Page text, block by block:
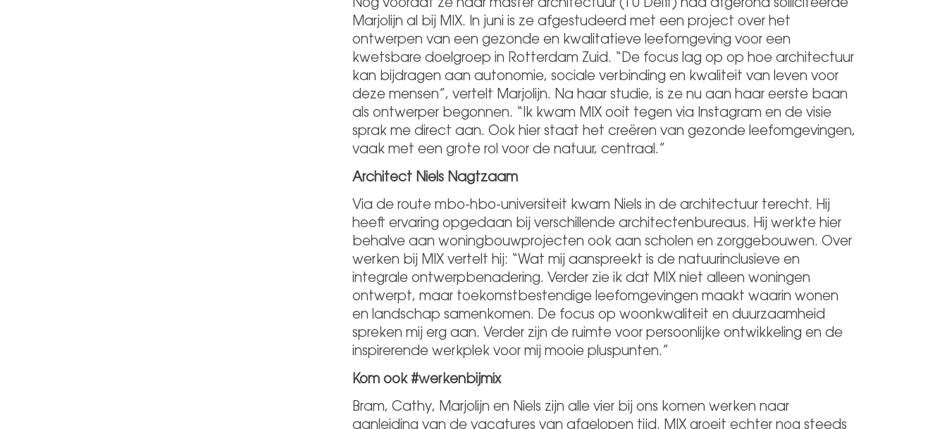
Nog voordat ze haar master architectuur (TU Delft) had afgerond solliciteerde
Marjolijn al bij MIX. In juni is ze afgestudeerd met een project over het
ontwerpen van een gezonde en kwalitatieve leefomgeving voor een
kwetsbare doelgroep in Rotterdam Zuid. “De focus lag op op hoe architectuur
kan bijdragen aan autonomie, sociale verbinding en kwaliteit van leven voor
deze mensen”, vertelt Marjolijn. Na haar studie, is ze nu aan haar eerste baan
als ontwerper begonnen. “Ik kwam MIX ooit tegen via Instagram en de visie
sprak me direct aan. Ook hier staat het creëren van gezonde leefomgevingen,
vaak met een grote rol voor de natuur, centraal.”
Architect Niels Nagtzaam
Via de route mbo-hbo-universiteit kwam Niels in de architectuur terecht. Hij
heeft ervaring opgedaan bij verschillende architectenbureaus. Hij werkte hier
behalve aan woningbouwprojecten ook aan scholen en zorggebouwen. Over
werken bij MIX vertelt hij: “Wat mij aanspreekt is de natuurinclusieve en
integrale ontwerpbenadering. Verder zie ik dat MIX niet alleen woningen
ontwerpt, maar toekomstbestendige leefomgevingen maakt waarin wonen
en landschap samenkomen. De focus op woonkwaliteit en duurzaamheid
spreken mij erg aan. Verder zijn de ruimte voor persoonlijke ontwikkeling en de
inspirerende werkplek voor mij mooie pluspunten.”
Kom ook #werkenbijmix
Bram, Cathy, Marjolijn en Niels zijn alle vier bij ons komen werken naar
aanleiding van de vacatures van afgelopen tijd. MIX groeit echter nog steeds